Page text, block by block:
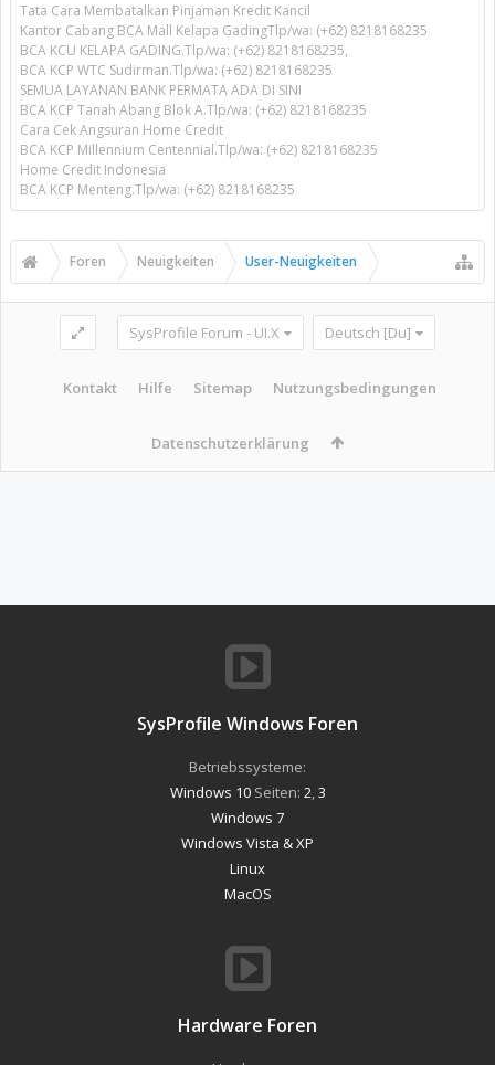
Tata Cara Membatalkan Pinjaman Kredit Kancil
Kantor Cabang BCA Mall Kelapa GadingTlp/wa: (+62) 8218168235
BCA KCU KELAPA GADING.Tlp/wa: (+62) 8218168235,
BCA KCP WTC Sudirman.Tlp/wa: (+62) 8218168235
SEMUA LAYANAN BANK PERMATA ADA DI SINI
BCA KCP Tanah Abang Blok A.Tlp/wa: (+62) 8218168235
Cara Cek Angsuran Home Credit
BCA KCP Millennium Centennial.Tlp/wa: (+62) 8218168235
Home Credit Indonesia
BCA KCP Menteng.Tlp/wa: (+62) 8218168235
Foren Neuigkeiten User-Neuigkeiten
SysProfile Forum - UI.X Deutsch [Du]
Kontakt Hilfe Sitemap Nutzungsbedingungen
Datenschutzerklärung
SysProfile Windows Foren
Betriebssysteme:
Windows 10Seiten: 2 3
Windows 7
Windows Vista & XP
Linux
MacOS
Hardware Foren